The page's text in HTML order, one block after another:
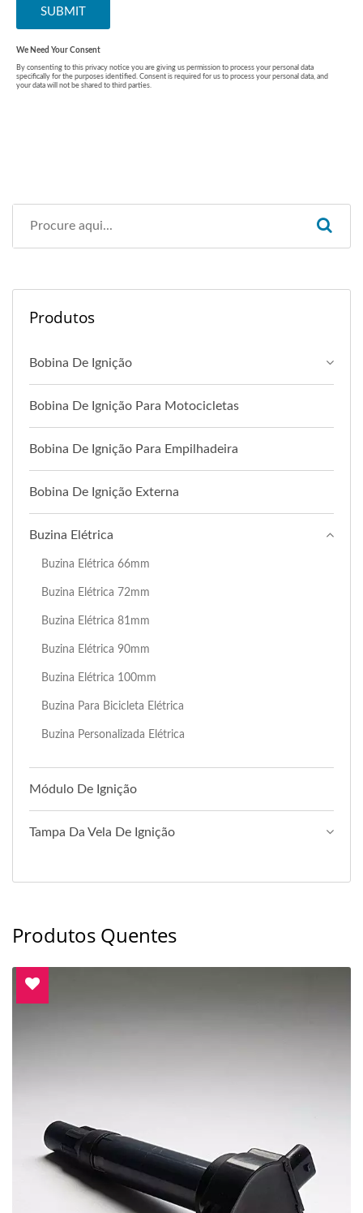
Produtos
Bobina De Ignição
Bobina De Ignição Para Motocicletas
Bobina De Ignição Para Empilhadeira
Bobina De Ignição Externa
Buzina Elétrica
Buzina Elétrica 66mm
Buzina Elétrica 72mm
Buzina Elétrica 81mm
Buzina Elétrica 90mm
Buzina Elétrica 100mm
Buzina Para Bicicleta Elétrica
Buzina Personalizada Elétrica
Módulo De Ignição
Tampa Da Vela De Ignição
Produtos Quentes